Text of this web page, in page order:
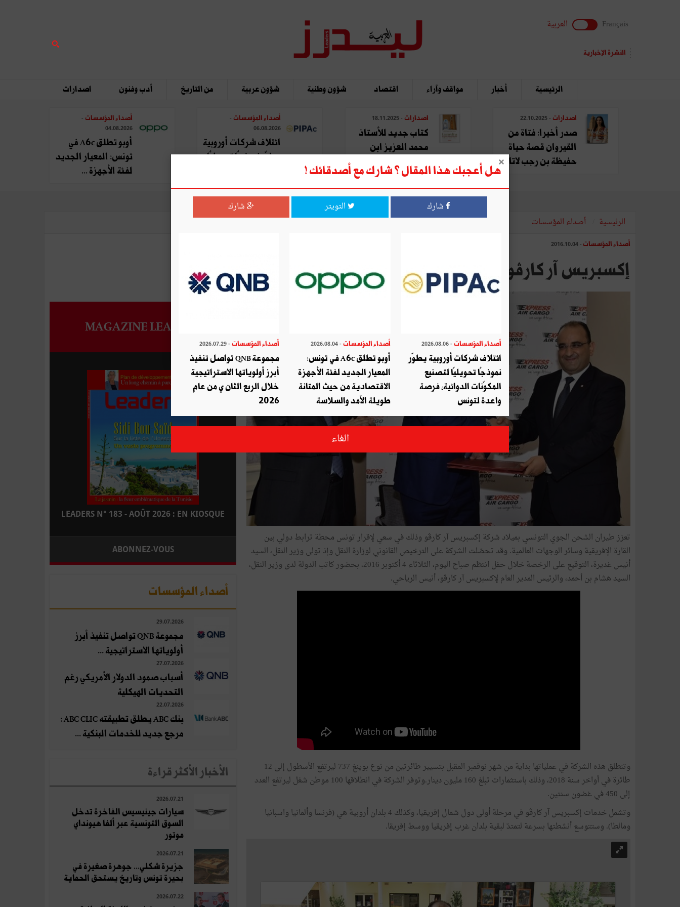
Français العربية
النشرة الإخبارية
الرئيسية أخبار مواقف وآراء اقتصاد شؤون وطنية شؤون عربية من التاريخ أدب وفنون اصدارات
اصدارات - 22.10.2025
صدر أخيرا: فتاة من
القيروان قصة حياة
حفيظة بن رجب لاتا
اصدارات - 18.11.2025
كتاب جديد للأستاذ
محمد العزيز ابن
أصداء المؤسسات -
06.08.2026
ائتلاف شركات أوروبية
يطوّر نموذجًا تحويليًا
أصداء المؤسسات -
04.08.2026
أوبو تطلق A6c في
تونس: المعيار الجديد
لفئة الأجهزة ...
الرئيسية أصداء المؤسسات
أصداء المؤسسات - 2016.10.04
إكسبريس آر كارڤو تطلق أجنحتها (صور وفيديو)
تعزز طيران الشحن الجوي التونسي بميلاد شركة إكسبريس آر كارڤو وذلك في سعي لإقرار تونس محطة ترابط دولي بين
القارة الإفريقية وسائر الوجهات العالمية. وقد تحصّلت الشركة على الترخيص القانوني لوزارة النقل وإذ تولى وزير النقل، السيد
أنيس غديرة، التوقيع على الرخصة خلال حفل انتظم صباح اليوم، الثلاثاء 4 أكتوبر 2016، بحضور كاتب الدولة لدى وزير النقل،
السيد هشام بن أحمد، والرئيس المدير العام لإكسبريس آر كارڤو، أنيس الرياحي.
وتنطلق هذه الشركة في عملياتها بداية من شهر نوفمبر المقبل بتسيير طائرتين من نوع بوينغ 737 ليرتفع الأسطول إلى 12
طائرة في أواخر سنة 2018، وذلك باستثمارات تبلغ 160 مليون دينار.وتوفر الشركة في انطلاقها 100 موطن شغل ليرتفع العدد
إلى 450 في غضون سنتين.
وتشمل خدمات إكسبريس آر كارڤو في مرحلة أولى دول شمال إفريقيا، وكذلك 4 بلدان أروبية هي (فرنسا وألمانيا واسبانيا
ومالطا). وستتوسع أنشطتها بسرعة لتمتدّ لبقية بلدان غرب إفريقيا ووسط إفريقا.
MAGAZINE LEADERS
LEADERS N° 183 - AOÛT 2026 : EN KIOSQUE
ABONNEZ-VOUS
أصداء المؤسسات
29.07.2026
مجموعة QNB تواصل تنفيذ أبرز
أولوياتها الاستراتيجية ...
27.07.2026
أسباب صمود الدولار الأمريكي رغم
التحديات الهيكلية
22.07.2026
بنك ABC يطلق تطبيقته ABC CLIC :
مرجع جديد للخدمات البنكية ...
الأخبار الأكثر قراءة
2026.07.21
سيارات جينيسيس الفاخرة تدخل
السوق التونسية عبر ألفا هيونداي
موتور
2026.07.21
جزيرة شكلي... جوهرة صغيرة في
بحيرة تونس وتاريخ يستحق الحماية
2026.07.22
هل أعجبك هذا المقال ؟ شارك مع أصدقائك !
شارك التويتر شارك
أصداء المؤسسات - 2026.08.06
ائتلاف شركات أوروبية يطوّر
نموذجًا تحويليًا لتصنيع
المكوّنات الدوائية، فرصة
واعدة لتونس
أصداء المؤسسات - 2026.08.04
أوبو تطلق A6c في تونس:
المعيار الجديد لفئة الأجهزة
الاقتصادية من حيث المتانة
طويلة الأمد والسلاسة
أصداء المؤسسات- 2026.07.29
مجموعة QNB تواصل تنفيذ
أبرز أولوياتها الاستراتيجية
خلال الربع الثان ي من عام
2026
الغاء